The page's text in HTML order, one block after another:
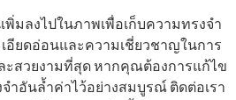
มลงไปในภาพเพื่อเก็บความทรงจำ
ยดอ่อนและความเชี่ยวชาญในการ
ะสวยงามที่สุด หากคุณต้องการแก้ไข
ำอันล้ำค่าไว้อย่างสมบูรณ์ ติดต่อเรา